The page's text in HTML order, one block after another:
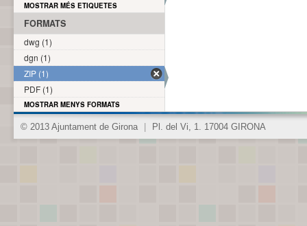
MOSTRAR MÉS ETIQUETES
FORMATS
dwg (1)
dgn (1)
ZIP (1)
PDF (1)
MOSTRAR MENYS FORMATS
© 2013 Ajuntament de Girona Pl. del Vi, 1. 17004 GIRONA